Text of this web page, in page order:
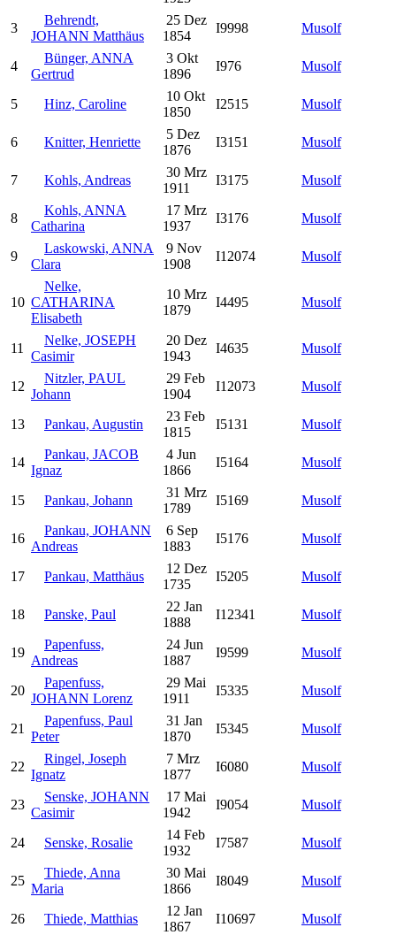
3
Behrendt,
JOHANN Matthäus
25 Dez
1854
I9998 Musolf
4
Bünger, ANNA
Gertrud
3 Okt
1896
I976 Musolf
5 Hinz, Caroline
10 Okt
1850
I2515 Musolf
6 Knitter, Henriette
5 Dez
1876
I3151 Musolf
7 Kohls, Andreas
30 Mrz
1911
I3175 Musolf
8
Kohls, ANNA
Catharina
17 Mrz
1937
I3176 Musolf
9
Laskowski, ANNA
Clara
9 Nov
1908
I12074 Musolf
10
Nelke,
CATHARINA
Elisabeth
10 Mrz
1879
I4495 Musolf
11
Nelke, JOSEPH
Casimir
20 Dez
1943
I4635 Musolf
12
Nitzler, PAUL
Johann
29 Feb
1904
I12073 Musolf
13 Pankau, Augustin
23 Feb
1815
I5131 Musolf
14
Pankau, JACOB
Ignaz
4 Jun
1866
I5164 Musolf
15 Pankau, Johann
31 Mrz
1789
I5169 Musolf
16
Pankau, JOHANN
Andreas
6 Sep
1883
I5176 Musolf
17 Pankau, Matthäus
12 Dez
1735
I5205 Musolf
18 Panske, Paul
22 Jan
1888
I12341 Musolf
19
Papenfuss,
Andreas
24 Jun
1887
I9599 Musolf
20
Papenfuss,
JOHANN Lorenz
29 Mai
1911
I5335 Musolf
21
Papenfuss, Paul
Peter
31 Jan
1870
I5345 Musolf
22
Ringel, Joseph
Ignatz
7 Mrz
1877
I6080 Musolf
23
Senske, JOHANN
Casimir
17 Mai
1942
I9054 Musolf
24 Senske, Rosalie
14 Feb
1932
I7587 Musolf
25
Thiede, Anna
Maria
30 Mai
1866
I8049 Musolf
26 Thiede, Matthias
12 Jan
1867
I10697 Musolf